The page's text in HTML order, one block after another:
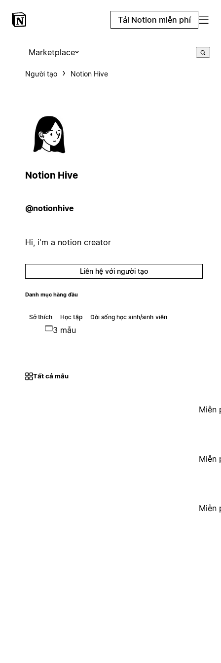
Tải Notion miễn phí
Marketplace
Người tạo Notion Hive
Notion Hive
@notionhive
Hi, i'm a notion creator
Liên hệ với người tạo
Danh mục hàng đầu
Sở thích Học tập Đời sống học sinh/sinh viên
3 mẫu
Tất cả mẫu
Miễn
Miễn
Miễn